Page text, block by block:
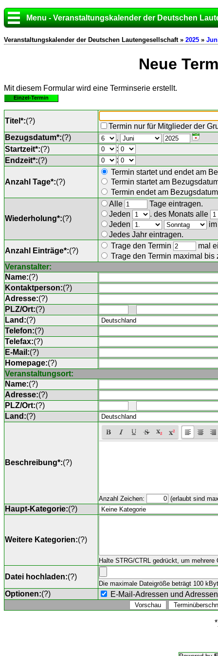
Menu - Veranstaltungskalender der Deutschen
Veranstaltungskalender der Deutschen Lautengesellschaft » 2025 »
Neue
Mit diesem Formular wird eine Terminserie erstellt.
Einzel-Termin
Titel*:(?)
Termin nur für Mitglieder der
Bezugsdatum*:(?)
.
Startzeit*:(?)
:
Endzeit*:(?) :
Anzahl Tage*:(?)
Termin startet und endet am
Termin startet am
Termin endet am
Wiederholung*:(?)
Alle
Tage eintragen.
Jeden
. des Monats alle
Jeden
Jedes Jahr eintragen.
Anzahl Einträge*:(?)
Trage den Termin
mal
Trage den Termin maximal bis
Veranstalter:
Name:(?)
Kontaktperson:(?)
Adresse:(?)
PLZ/Ort:(?)
Land:(?)
Telefon:(?)
Telefax:(?)
E-Mail:(?)
Homepage:(?)
Veranstaltungsort:
Name:(?)
Adresse:(?)
PLZ/Ort:(?)
Land:(?)
Beschreibung*:(?)
Anzahl Zeichen: (erlaubt sind
Haupt-Kategorie:(?)
Weitere Kategorien:(?)
Halte STRG/CTRL gedrückt, um mehrere
Datei hochladen:(?)
Die maximale Dateigröße beträgt 100
Optionen:(?) E-Mail-Adressen und